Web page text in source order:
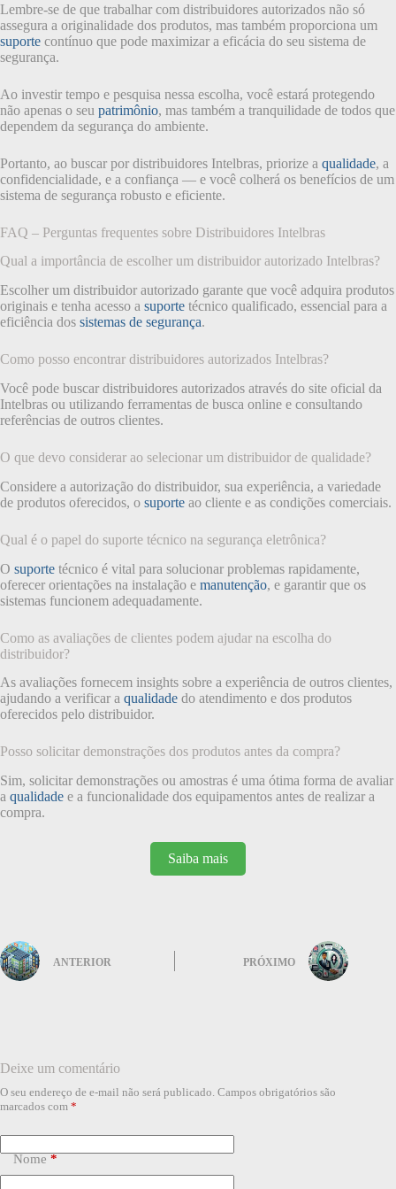
Lembre-se de que trabalhar com distribuidores autorizados não só
assegura a originalidade dos produtos, mas também proporciona um
suporte contínuo que pode maximizar a eficácia do seu sistema de
segurança.
Ao investir tempo e pesquisa nessa escolha, você estará protegendo
não apenas o seu patrimônio, mas também a tranquilidade de todos que
dependem da segurança do ambiente.
Portanto, ao buscar por distribuidores Intelbras, priorize a qualidade, a
confidencialidade, e a confiança — e você colherá os benefícios de um
sistema de segurança robusto e eficiente.
FAQ – Perguntas frequentes sobre Distribuidores Intelbras
Qual a importância de escolher um distribuidor autorizado Intelbras?
Escolher um distribuidor autorizado garante que você adquira produtos
originais e tenha acesso a suporte técnico qualificado, essencial para a
eficiência dos sistemas de segurança.
Como posso encontrar distribuidores autorizados Intelbras?
Você pode buscar distribuidores autorizados através do site oficial da
Intelbras ou utilizando ferramentas de busca online e consultando
referências de outros clientes.
O que devo considerar ao selecionar um distribuidor de qualidade?
Considere a autorização do distribuidor, sua experiência, a variedade
de produtos oferecidos, o suporte ao cliente e as condições comerciais.
Qual é o papel do suporte técnico na segurança eletrônica?
O suporte técnico é vital para solucionar problemas rapidamente,
oferecer orientações na instalação e manutenção, e garantir que os
sistemas funcionem adequadamente.
Como as avaliações de clientes podem ajudar na escolha do
distribuidor?
As avaliações fornecem insights sobre a experiência de outros clientes,
ajudando a verificar a qualidade do atendimento e dos produtos
oferecidos pelo distribuidor.
Posso solicitar demonstrações dos produtos antes da compra?
Sim, solicitar demonstrações ou amostras é uma ótima forma de avaliar
a qualidade e a funcionalidade dos equipamentos antes de realizar a
compra.
Saiba mais
ANTERIOR PRÓXIMO
Deixe um comentário
O seu endereço de e-mail não será publicado. Campos obrigatórios são
marcados com *
Nome *